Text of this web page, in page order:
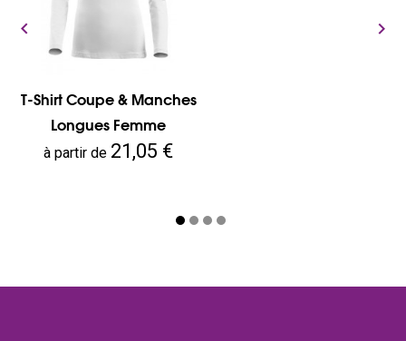
T-Shirt Coupe & Manches
Longues Femme
Prix
à partir de 21,05 €
 